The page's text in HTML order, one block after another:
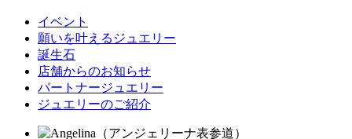
イベント
願いを叶えるジュエリー
誕生石
店舗からのお知らせ
パートナージュエリー
ジュエリーのご紹介